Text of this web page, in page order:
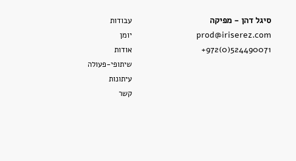
סיגל דהן - מפיקה
prod@iriserez.com
+972(0)524490071
עבודות
יומן
אודות
שיתופי-פעולה
עיתונות
קשר